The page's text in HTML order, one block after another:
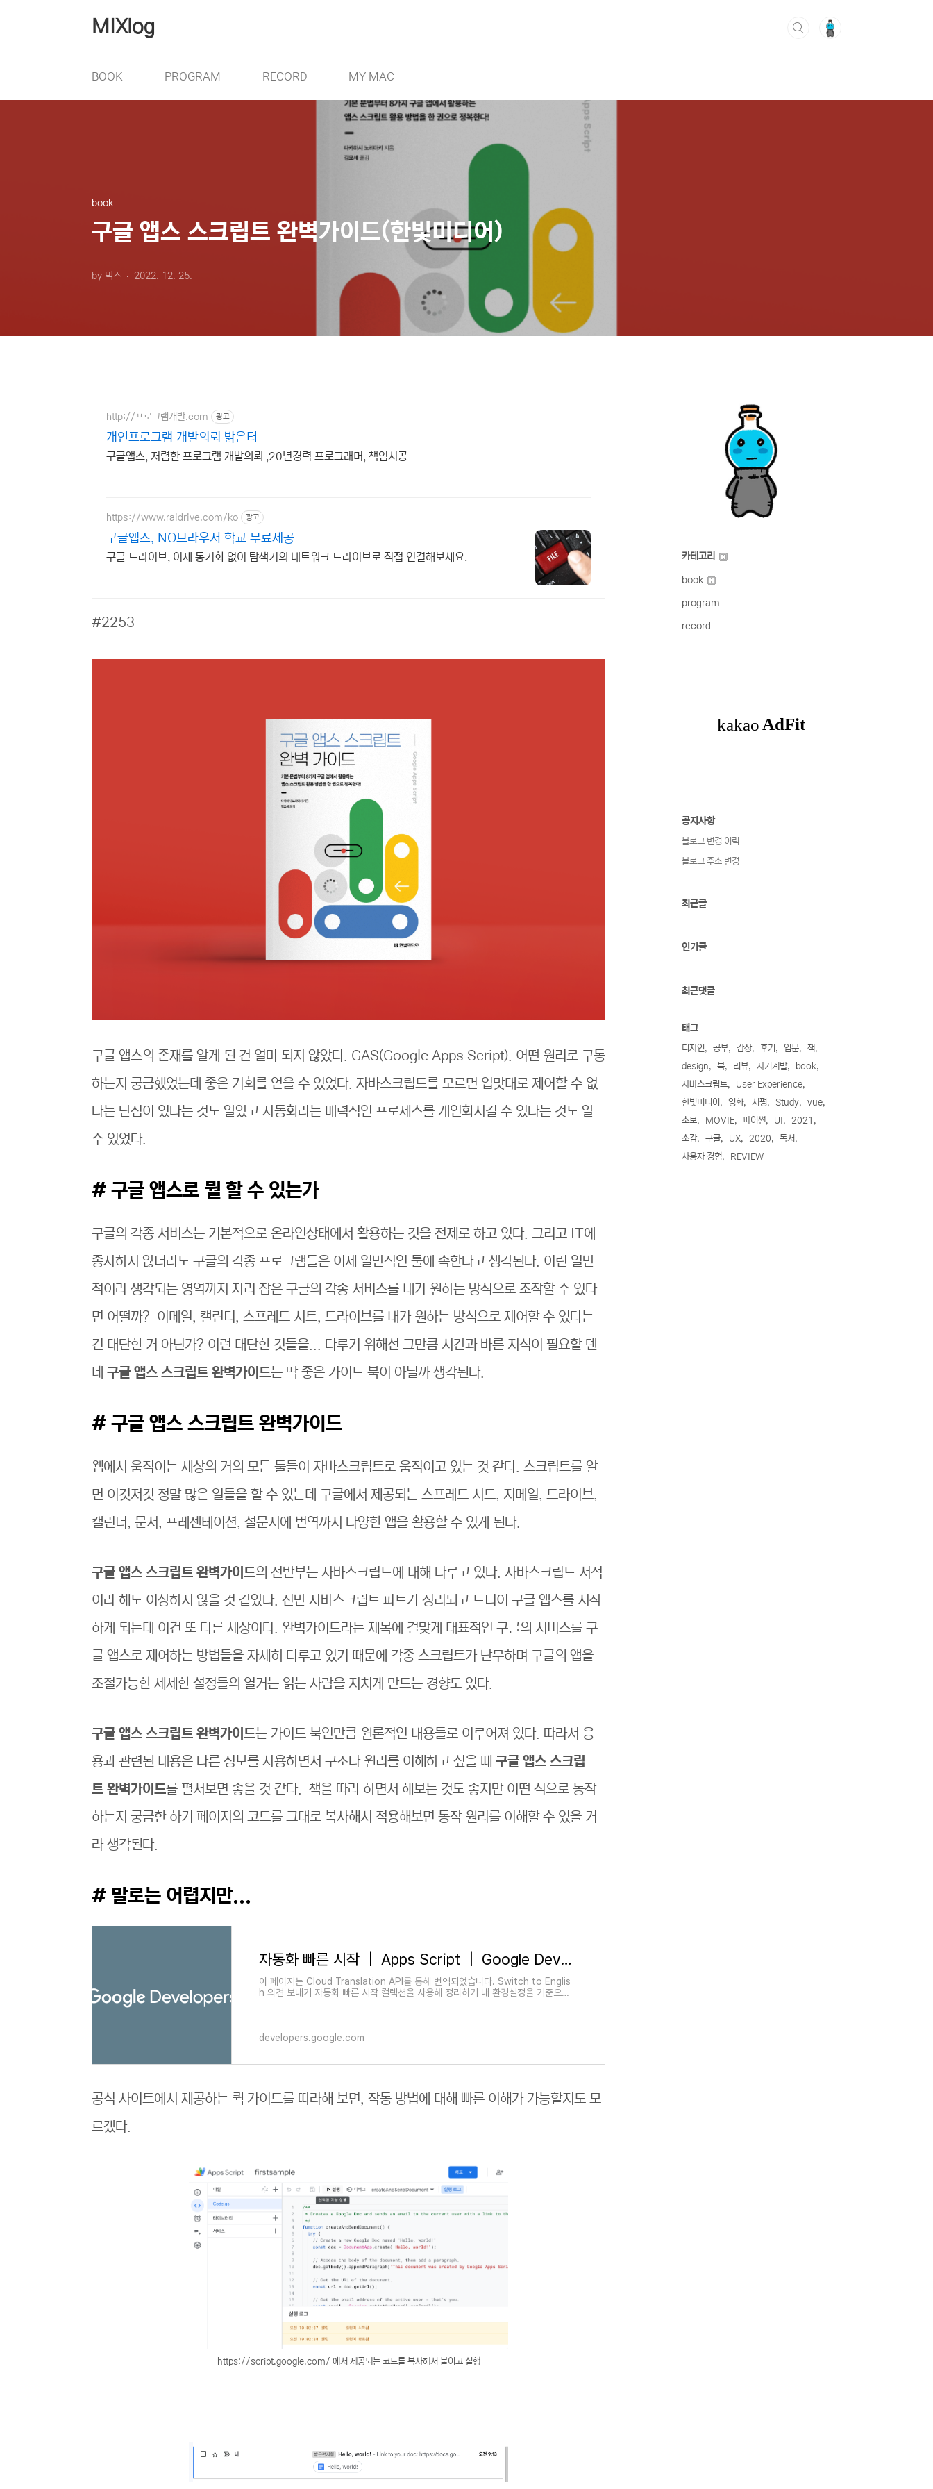
MIXlog
BOOK PROGRAM RECORD MY MAC
book
구글 앱스 스크립트 완벽가이드(한빛미디어)
by 믹스 2022. 12. 25.
http://프로그램개발.com 광고
개인프로그램 개발의뢰 밝은터
구글앱스, 저렴한 프로그램 개발의뢰 ,20년경력 프로그래머, 책임시공
https://www.raidrive.com/ko 광고
구글앱스, NO브라우저 학교 무료제공
구글 드라이브, 이제 동기화 없이 탐색기의 네트워크 드라이브로 직접 연결해보세요.
#2253
구글 앱스의 존재를 알게 된 건 얼마 되지 않았다. GAS(Google Apps Script). 어떤 원리로 구동
하는지 궁금했었는데 좋은 기회를 얻을 수 있었다. 자바스크립트를 모르면 입맛대로 제어할 수 없
다는 단점이 있다는 것도 알았고 자동화라는 매력적인 프로세스를 개인화시킬 수 있다는 것도 알
수 있었다.
# 구글 앱스로 뭘 할 수 있는가
구글의 각종 서비스는 기본적으로 온라인상태에서 활용하는 것을 전제로 하고 있다. 그리고 IT에
종사하지 않더라도 구글의 각종 프로그램들은 이제 일반적인 툴에 속한다고 생각된다. 이런 일반
적이라 생각되는 영역까지 자리 잡은 구글의 각종 서비스를 내가 원하는 방식으로 조작할 수 있다
면 어떨까? 이메일, 캘린더, 스프레드 시트, 드라이브를 내가 원하는 방식으로 제어할 수 있다는
건 대단한 거 아닌가? 이런 대단한 것들을... 다루기 위해선 그만큼 시간과 바른 지식이 필요할 텐
데 구글 앱스 스크립트 완벽가이드는 딱 좋은 가이드 북이 아닐까 생각된다.
# 구글 앱스 스크립트 완벽가이드
웹에서 움직이는 세상의 거의 모든 툴들이 자바스크립트로 움직이고 있는 것 같다. 스크립트를 알
면 이것저것 정말 많은 일들을 할 수 있는데 구글에서 제공되는 스프레드 시트, 지메일, 드라이브,
캘린더, 문서, 프레젠테이션, 설문지에 번역까지 다양한 앱을 활용할 수 있게 된다.
구글 앱스 스크립트 완벽가이드의 전반부는 자바스크립트에 대해 다루고 있다. 자바스크립트 서적
이라 해도 이상하지 않을 것 같았다. 전반 자바스크립트 파트가 정리되고 드디어 구글 앱스를 시작
하게 되는데 이건 또 다른 세상이다. 완벽가이드라는 제목에 걸맞게 대표적인 구글의 서비스를 구
글 앱스로 제어하는 방법들을 자세히 다루고 있기 때문에 각종 스크립트가 난무하며 구글의 앱을
조절가능한 세세한 설정들의 열거는 읽는 사람을 지치게 만드는 경향도 있다.
구글 앱스 스크립트 완벽가이드는 가이드 북인만큼 원론적인 내용들로 이루어져 있다. 따라서 응
용과 관련된 내용은 다른 정보를 사용하면서 구조나 원리를 이해하고 싶을 때 구글 앱스 스크립
트 완벽가이드를 펼쳐보면 좋을 것 같다. 책을 따라 하면서 해보는 것도 좋지만 어떤 식으로 동작
하는지 궁금한 하기 페이지의 코드를 그대로 복사해서 적용해보면 동작 원리를 이해할 수 있을 거
라 생각된다.
# 말로는 어렵지만...
자동화 빠른 시작 | Apps Script | Google Developers
이 페이지는 Cloud Translation API를 통해 번역되었습니다. Switch to Englis
h 의견 보내기 자동화 빠른 시작 컬렉션을 사용해 정리하기 내 환경설정을 기준으로
developers.google.com
공식 사이트에서 제공하는 퀵 가이드를 따라해 보면, 작동 방법에 대해 빠른 이해가 가능할지도 모
르겠다.
https://script.google.com/ 에서 제공되는 코드를 복사해서 붙이고 실행
카테고리
book
program
record
공지사항
블로그 변경 이력
블로그 주소 변경
최근글
인기글
최근댓글
태그
디자인 공부 감상 후기 입문
책
design
북 리뷰 자기계발
book
자바스크립트
User Experience
한빛미디어
영화 서평 Study
vue
초보
MOVIE 파이썬 UI
2021
소감
구글 UX 2020
독서
사용자 경험
REVIEW